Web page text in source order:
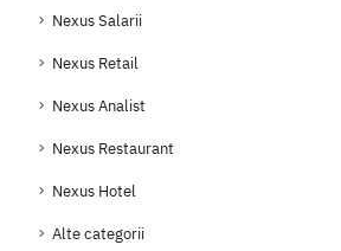
Nexus Salarii
Nexus Retail
Nexus Analist
Nexus Restaurant
Nexus Hotel
Alte categorii